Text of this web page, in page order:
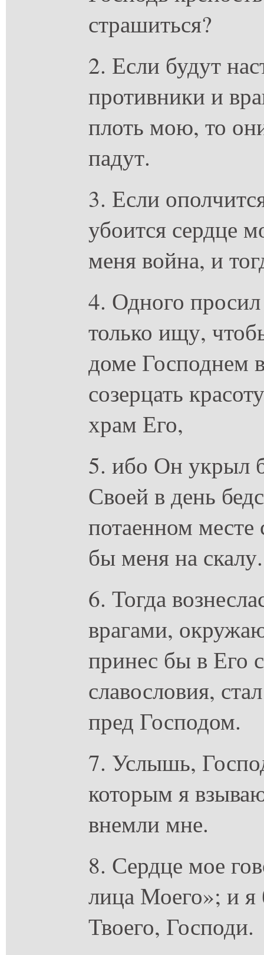
страшиться?
2. Если будут
противники и
плоть мою, то
падут.
3. Если
убоится сердце
меня война, и
4. Одного
только ищу,
доме Господнем
созерцать
храм Его,
5. ибо Он укрыл
Своей в день
потаенном месте
бы меня на скалу.
6. Тогда
врагами,
принес бы в Его
славословия,
пред Господом.
7. Услышь,
которым я
внемли мне.
8. Сердце мое
лица Моего»; и я
Твоего, Господи.